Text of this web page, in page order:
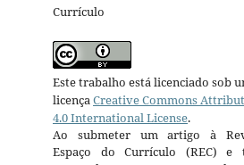
Currículo
Este trabalho está licenciado sob
licença Creative Commons
4.0 International License.
Ao submeter um artigo à
Espaço do Currículo (REC) e